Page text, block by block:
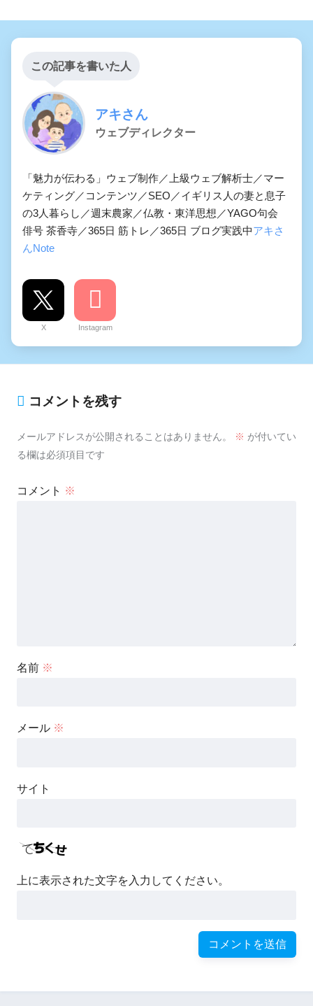
この記事を書いた人
アキさん
ウェブディレクター
「魅力が伝わる」ウェブ制作／上級ウェブ解析士／マー
ケティング／コンテンツ／SEO／イギリス人の妻と息子
の3人暮らし／週末農家／仏教・東洋思想／YAGO句会
俳号 茶香寺／365日 筋トレ／365日 ブログ実践中アキさ
んNote
X Instagram
コメントを残す
メールアドレスが公開されることはありません。 ※ が付いてい
る欄は必須項目です
コメント ※
名前 ※
メール ※
サイト
上に表示された文字を入力してください。